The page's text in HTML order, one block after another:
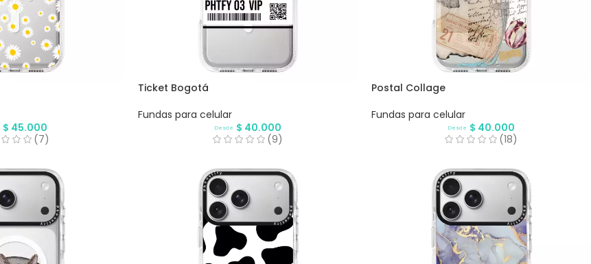
$ 45.000
(7)
Ticket Bogotá
Fundas para celular
Desde $ 40.000
(9)
Postal Collage
Fundas para celular
Desde $ 40.000
(18)